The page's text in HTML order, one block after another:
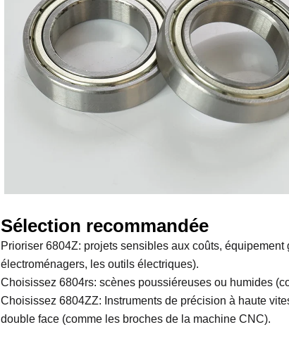
Sélection recommandée
Prioriser 6804Z: projets sensibles aux coûts,
électroménagers, les outils électriques).
Choisissez 6804rs: scènes poussiéreuses ou humides
Choisissez 6804ZZ: Instruments de précision à haute
double face (comme les broches de la machine CNC).